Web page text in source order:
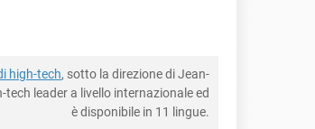
high-tech, sotto la direzione di Jean-
leader a livello internazionale ed
è disponibile in 11 lingue.